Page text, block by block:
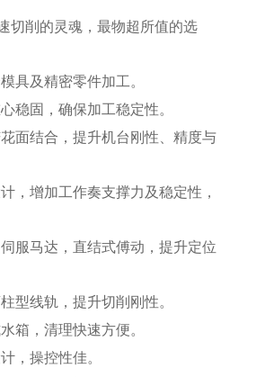
切削的灵魂，最物超所值的选
具及精密零件加工。
稳固，确保加工稳定性。
面结合，提升机台刚性、精度与
，增加工作奏支撑力及稳定性，
服马达，直结式傅动，提升定位
型线轨，提升切削刚性。
箱，清理快速方便。
，操控性佳。